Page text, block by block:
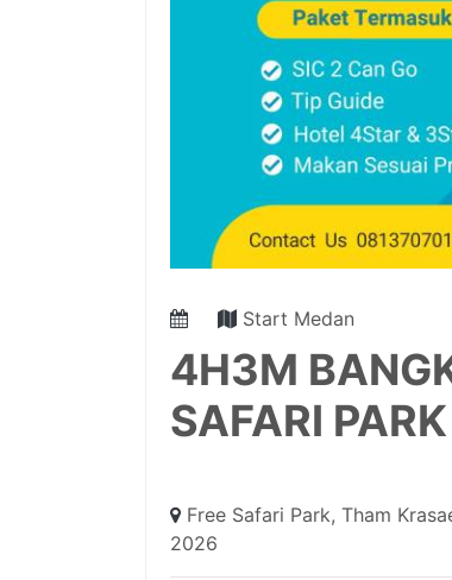
Start Medan
4H3M
SAFARI
Free Safari Park, Tham
2026